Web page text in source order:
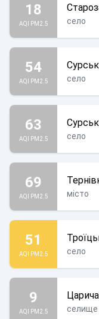
18
AQI PM2.5 село
54
AQI PM2.5 село
63
AQI PM2.5 село
69
AQI PM2.5 місто
51
AQI PM2.5 село
9
AQI PM2.5 селище